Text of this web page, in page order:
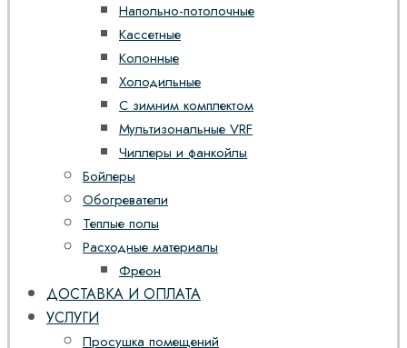
Напольно-потолочные
Кассетные
Колонные
Холодильные
С зимним комплектом
Мультизональные VRF
Чиллеры и фанкойлы
Бойлеры
Обогреватели
Теплые полы
Расходные материалы
Фреон
ДОСТАВКА И ОПЛАТА
УСЛУГИ
Просушка помещений